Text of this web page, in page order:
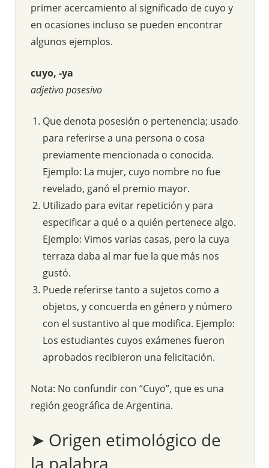
primer acercamiento al significado de cuyo y
en ocasiones incluso se pueden encontrar
algunos ejemplos.
cuyo, -ya
adjetivo posesivo
Que denota posesión o pertenencia; usado
para referirse a una persona o cosa
previamente mencionada o conocida.
Ejemplo: La mujer, cuyo nombre no fue
revelado, ganó el premio mayor.
Utilizado para evitar repetición y para
especificar a qué o a quién pertenece algo.
Ejemplo: Vimos varias casas, pero la cuya
terraza daba al mar fue la que más nos
gustó.
Puede referirse tanto a sujetos como a
objetos, y concuerda en género y número
con el sustantivo al que modifica. Ejemplo:
Los estudiantes cuyos exámenes fueron
aprobados recibieron una felicitación.
Nota: No confundir con “Cuyo”, que es una
región geográfica de Argentina.
➤ Origen etimológico de
la palabra